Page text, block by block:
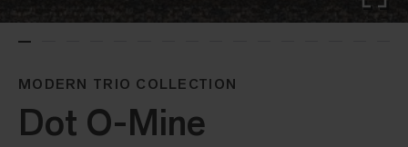
MODERN TRIO COLLECTION
Dot O-Mine